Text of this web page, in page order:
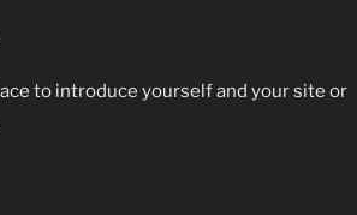
to introduce yourself and your site or